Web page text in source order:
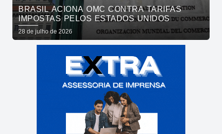
BRASIL ACIONA OMC CONTRA TARIFAS
IMPOSTAS PELOS ESTADOS UNIDOS
28 de julho de 2026